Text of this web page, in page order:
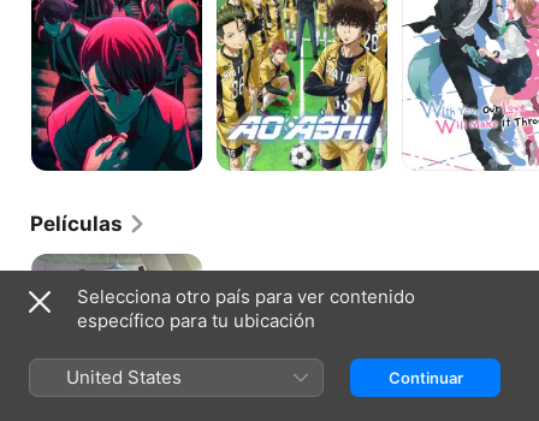
Make
Through
Películas
Cute
Earth
Defense
LOVE!
LOVE!
LOVE!
Selecciona otro país para ver contenido
específico para tu ubicación
United States Continuar